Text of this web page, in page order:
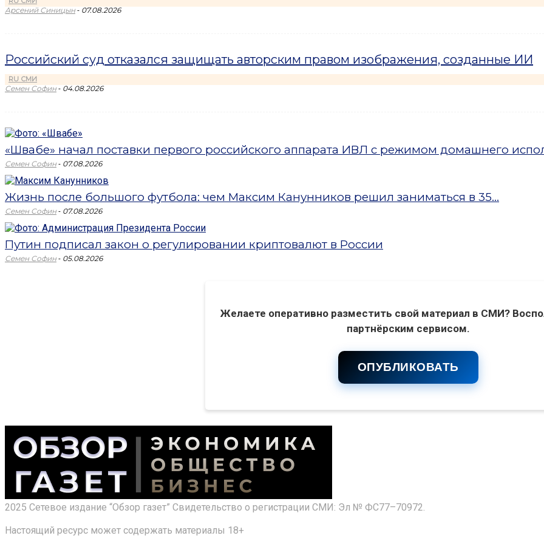
Арсений Синицын - 07.08.2026
Российский суд отказался защищать авторским правом изображения, созданные ИИ
RU СМИ
Семен Софин - 04.08.2026
«Швабе» начал поставки первого российского аппарата ИВЛ с режимом домашнего
Семен Софин - 07.08.2026
Жизнь после большого футбола: чем Максим Канунников решил заниматься в 35...
Семен Софин - 07.08.2026
Путин подписал закон о регулировании криптовалют в России
Семен Софин - 05.08.2026
Желаете оперативно разместить свой материал в СМИ?
партнёрским сервисом.
ОПУБЛИКОВАТЬ
2025 Сетевое издание “Обзор газет” Свидетельство о регистрации СМИ: Эл № ФС77–70972.
Настоящий ресурс может содержать материалы 18+